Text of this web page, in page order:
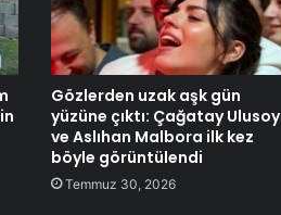
Gözlerden uzak aşk gün
yüzüne çıktı: Çağatay Ulusoy
ve Aslıhan Malbora ilk kez
böyle görüntülendi
Temmuz 30, 2026